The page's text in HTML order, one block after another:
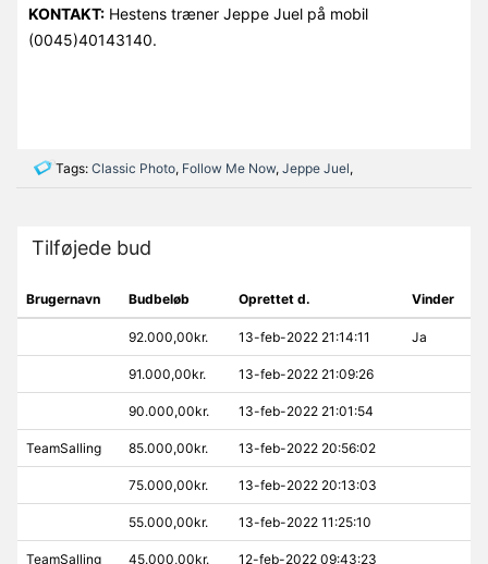
KONTAKT:Hestens træner Jeppe Juel på mobil
(0045)40143140.
Tags: Classic Photo, Follow Me Now, Jeppe Juel,
Tilføjede bud
Brugernavn Budbeløb Oprettet d. Vinder
92.000,00kr. 13-feb-2022 21:14:11 Ja
91.000,00kr. 13-feb-2022 21:09:26
90.000,00kr. 13-feb-2022 21:01:54
TeamSalling 85.000,00kr. 13-feb-2022 20:56:02
75.000,00kr. 13-feb-2022 20:13:03
55.000,00kr. 13-feb-2022 11:25:10
TeamSalling 45.000,00kr. 12-feb-2022 09:43:23